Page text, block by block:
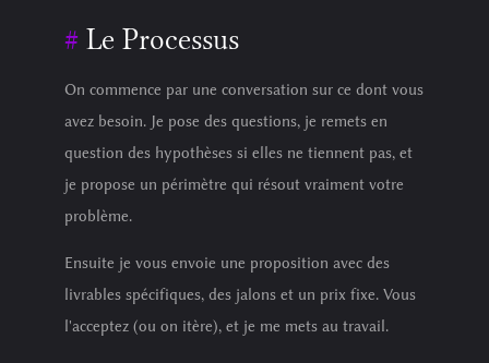
Le Processus
On commence par une conversation sur ce dont vous
avez besoin. Je pose des questions, je remets en
question des hypothèses si elles ne tiennent pas, et
je propose un périmètre qui résout vraiment votre
problème.
Ensuite je vous envoie une proposition avec des
livrables spécifiques, des jalons et un prix fixe. Vous
l'acceptez (ou on itère), et je me mets au travail.